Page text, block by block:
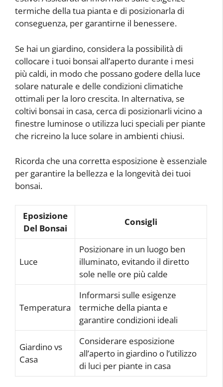
termiche della tua pianta e di posizionarla di
conseguenza, per garantirne il benessere.
Se hai un giardino, considera la possibilità di
collocare i tuoi bonsai all’aperto durante i mesi
più caldi, in modo che possano godere della luce
solare naturale e delle condizioni climatiche
ottimali per la loro crescita. In alternativa, se
coltivi bonsai in casa, cerca di posizionarli vicino a
finestre luminose o utilizza luci speciali per piante
che ricreino la luce solare in ambienti chiusi.
Ricorda che una corretta esposizione è essenziale
per garantire la bellezza e la longevità dei tuoi
bonsai.
Eposizione
Del Bonsai
Consigli
Luce
Posizionare in un luogo ben
illuminato, evitando il diretto
sole nelle ore più calde
Temperatura
Informarsi sulle esigenze
termiche della pianta e
garantire condizioni ideali
Giardino vs
Casa
Considerare esposizione
all’aperto in giardino o l’utilizzo
di luci per piante in casa